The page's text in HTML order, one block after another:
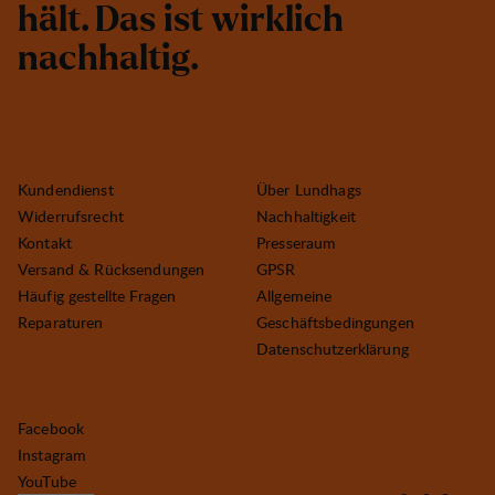
hält. Das ist wirklich
nachhaltig.
Kundendienst
Widerrufsrecht
Kontakt
Versand & Rücksendungen
Häufig gestellte Fragen
Reparaturen
Über Lundhags
Nachhaltigkeit
Presseraum
GPSR
Allgemeine
Geschäftsbedingungen
Datenschutzerklärung
Facebook
Instagram
YouTube